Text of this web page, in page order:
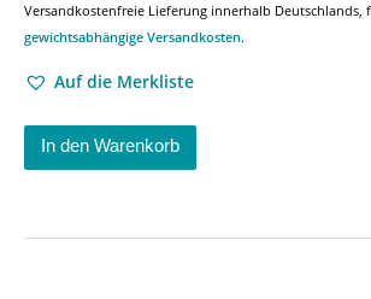
Versandkostenfreie Lieferung innerhalb Deutschlands,
gewichtsabhängige Versandkosten.
Auf die Merkliste
In den Warenkorb